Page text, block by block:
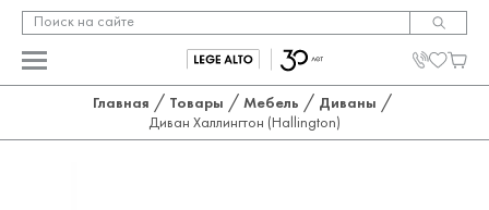
Главная / Товары / Мебель / Диваны /
Диван Халлингтон (Hallington)